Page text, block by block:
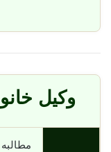
وکیل